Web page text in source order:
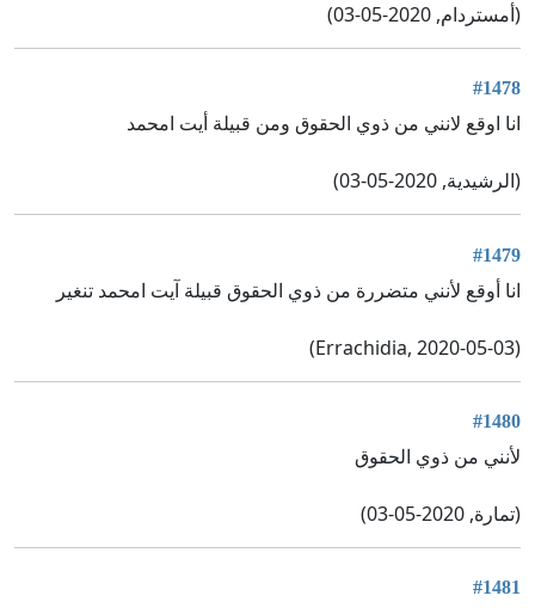
(أمستردام, 2020-05-03)
#1478
انا اوقع لانني من ذوي الحقوق ومن قبيلة أيت امحمد
(الرشيدية, 2020-05-03)
#1479
انا أوقع لأنني متضررة من ذوي الحقوق قبيلة آيت امحمد تنغير
(Errachidia, 2020-05-03)
#1480
لأنني من ذوي الحقوق
(تمارة, 2020-05-03)
#1481